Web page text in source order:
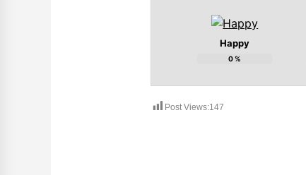
Happy
0%
Post Views:147